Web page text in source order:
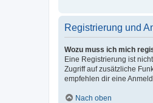
Registrierung und
Wozu muss ich mich
Eine Registrierung ist
Zugriff auf zusätzliche
empfehlen dir eine
Nach oben